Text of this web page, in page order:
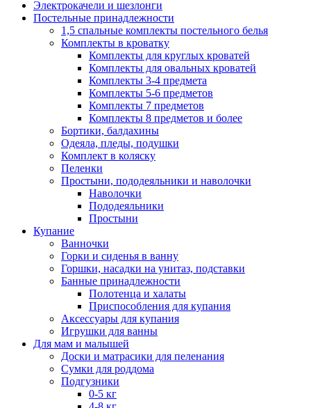
Электрокачели и шезлонги
Постельные принадлежности
1,5 спальные комплекты постельного белья
Комплекты в кроватку
Комплекты для круглых кроватей
Комплекты для овальных кроватей
Комплекты 3-4 предмета
Комплекты 5-6 предметов
Комплекты 7 предметов
Комплекты 8 предметов и более
Бортики, балдахины
Одеяла, пледы, подушки
Комплект в коляску
Пеленки
Простыни, пододеяльники и наволочки
Наволочки
Пододеяльники
Простыни
Купание
Ванночки
Горки и сиденья в ванну
Горшки, насадки на унитаз, подставки
Банные принадлежности
Полотенца и халаты
Приспособления для купания
Аксессуары для купания
Игрушки для ванны
Для мам и малышей
Доски и матрасики для пеленания
Сумки для роддома
Подгузники
0-5 кг